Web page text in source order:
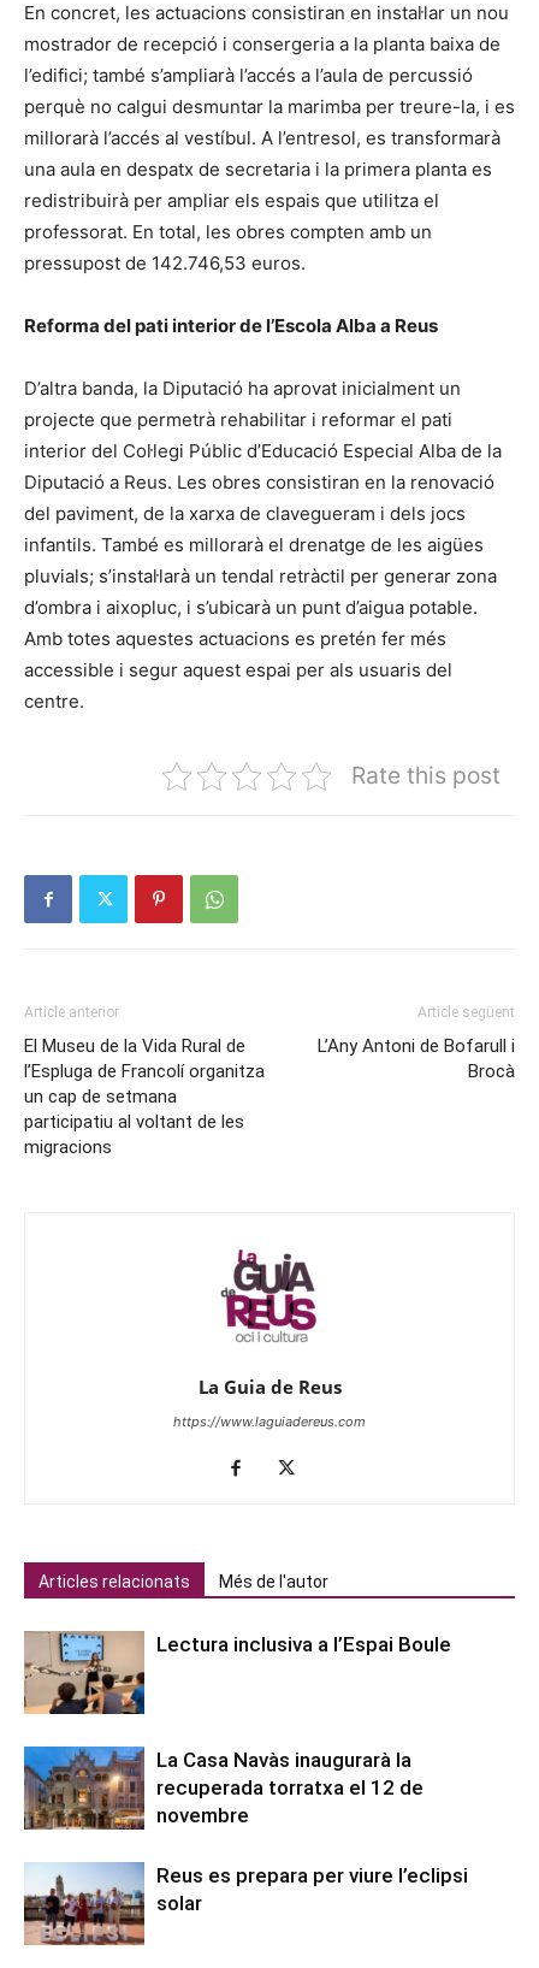
En concret, les actuacions consistiran en instal·lar un nou
mostrador de recepció i consergeria a la planta baixa de
l’edifici; també s’ampliarà l’accés a l’aula de percussió
perquè no calgui desmuntar la marimba per treure-la, i es
millorarà l’accés al vestíbul. A l’entresol, es transformarà
una aula en despatx de secretaria i la primera planta es
redistribuirà per ampliar els espais que utilitza el
professorat. En total, les obres compten amb un
pressupost de 142.746,53 euros.
Reforma del pati interior de l’Escola Alba a Reus
D’altra banda, la Diputació ha aprovat inicialment un
projecte que permetrà rehabilitar i reformar el pati
interior del Col·legi Públic d’Educació Especial Alba de la
Diputació a Reus. Les obres consistiran en la renovació
del paviment, de la xarxa de clavegueram i dels jocs
infantils. També es millorarà el drenatge de les aigües
pluvials; s’instal·larà un tendal retràctil per generar zona
d’ombra i aixopluc, i s’ubicarà un punt d’aigua potable.
Amb totes aquestes actuacions es pretén fer més
accessible i segur aquest espai per als usuaris del
centre.
Rate this post
Article anterior
El Museu de la Vida Rural de
l’Espluga de Francolí organitza
un cap de setmana
participatiu al voltant de les
migracions
Article següent
L’Any Antoni de Bofarull i
Brocà
La Guia de Reus
https://www.laguiadereus.com
Articles relacionats Més de l'autor
Lectura inclusiva a l’Espai Boule
La Casa Navàs inaugurarà la
recuperada torratxa el 12 de
novembre
Reus es prepara per viure l’eclipsi
solar